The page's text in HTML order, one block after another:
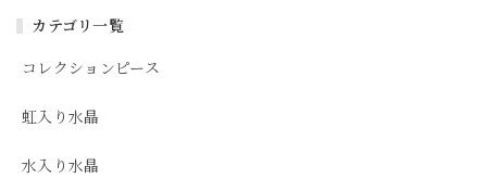
カテゴリ一覧
コレクションピース
虹入り水晶
水入り水晶